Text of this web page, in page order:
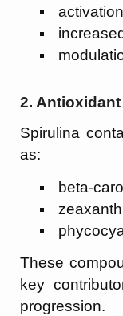
2.
Spirulina
as:
beta-
These
key
progression.